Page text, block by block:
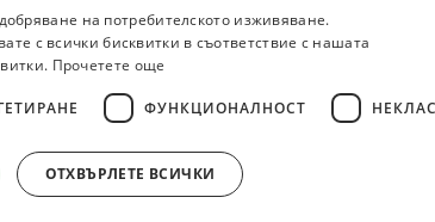
За новодошли
на потребителското изживяване.
с всички бисквитки в съответствие с нашата
Прочетете още
ФУНКЦИОНАЛНОСТ
ОТХВЪРЛЕТЕ ВСИЧКИ